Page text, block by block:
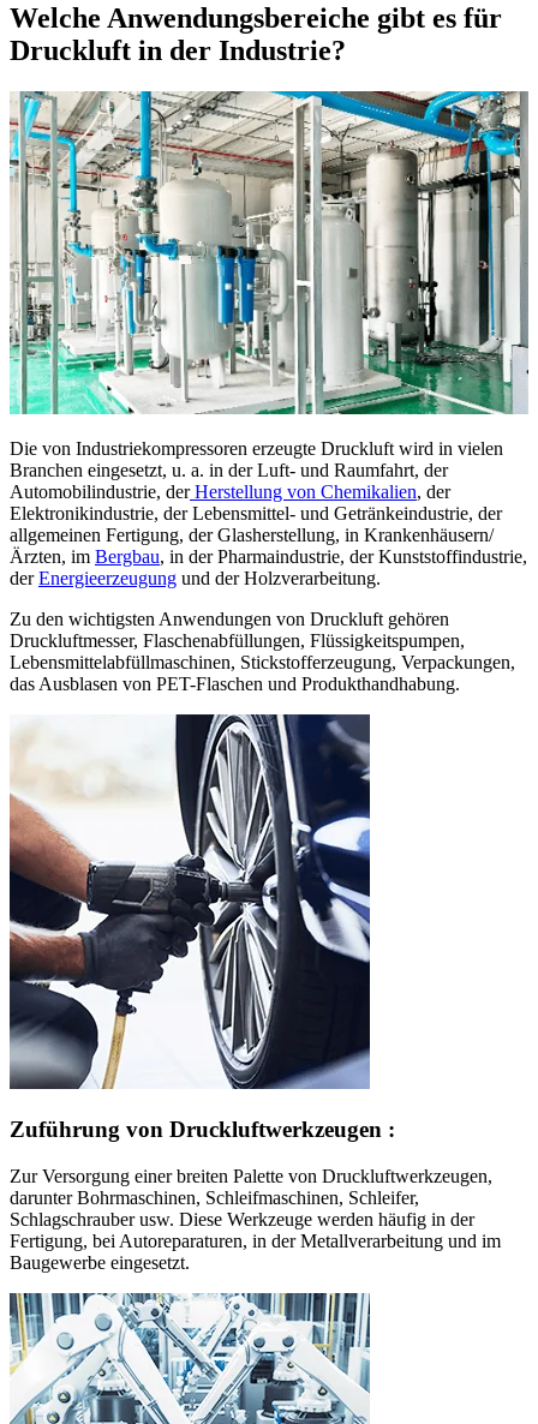
Welche Anwendungsbereiche gibt es für
Druckluft in der Industrie?
Die von Industriekompressoren erzeugte Druckluft wird in vielen
Branchen eingesetzt, u. a. in der Luft- und Raumfahrt, der
Automobilindustrie, derHerstellung von Chemikalien, der
Elektronikindustrie, der Lebensmittel- und Getränkeindustrie, der
allgemeinen Fertigung, der Glasherstellung, in Krankenhäusern/
Ärzten, im Bergbau, in der Pharmaindustrie, der Kunststoffindustrie,
derEnergieerzeugung und der Holzverarbeitung.
Zu den wichtigsten Anwendungen von Druckluft gehören
Druckluftmesser, Flaschenabfüllungen, Flüssigkeitspumpen,
Lebensmittelabfüllmaschinen, Stickstofferzeugung, Verpackungen,
das Ausblasen von PET-Flaschen und Produkthandhabung.
Zuführung von Druckluftwerkzeugen :
Zur Versorgung einer breiten Palette von Druckluftwerkzeugen,
darunter Bohrmaschinen, Schleifmaschinen, Schleifer,
Schlagschrauber usw. Diese Werkzeuge werden häufig in der
Fertigung, bei Autoreparaturen, in der Metallverarbeitung und im
Baugewerbe eingesetzt.